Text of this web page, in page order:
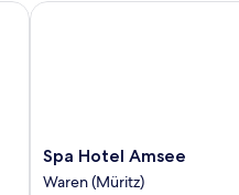
Spa
Hotel
Spa Hotel Amsee
Waren (Müritz)
Spa Hotel Amsee